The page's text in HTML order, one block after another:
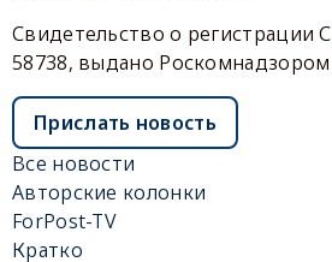
Свидетельство о
58738, выдано
Прислать новость
Все новости
Авторские колонки
ForPost-TV
Кратко